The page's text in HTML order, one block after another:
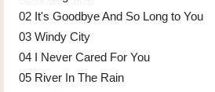
02 It's Goodbye And So Long to You
03 Windy City
04 I Never Cared For You
05 River In The Rain